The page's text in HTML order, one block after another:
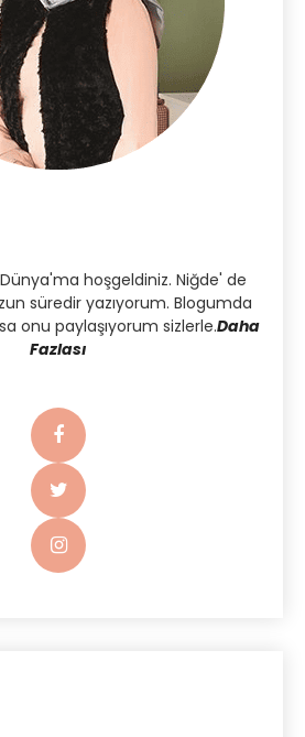
hoşgeldiniz. Niğde' de
süredir yazıyorum. Blogumda
onu paylaşıyorum sizlerle.Daha
Fazlası